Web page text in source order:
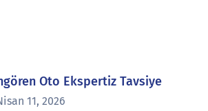
Oto Ekspertiz Tavsiye
11, 2026